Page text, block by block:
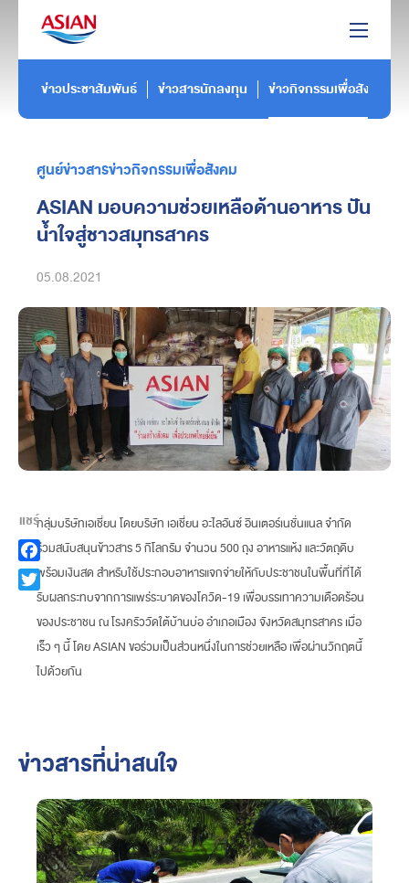
ข่าวประชาสัมพันธ์ ข่าวสารนักลงทุน ข่าวกิจกรรมเพื่อสังคม
ศูนย์ข่าวสารข่าวกิจกรรมเพื่อสังคม
ASIAN มอบความช่วยเหลือด้านอาหาร ปัน
น้ำใจสู่ชาวสมุทรสาคร
05.08.2021
แชร์
Facebook
Twitter
กลุ่มบริษัทเอเชี่ยน โดยบริษัท เอเชี่ยน อะไลอันซ์ อินเตอร์เนชั่นแนล จำกัด
ร่วมสนับสนุนข้าวสาร 5 กิโลกรัม จำนวน 500 ถุง อาหารแห้ง และวัตถุดิบ
พร้อมเงินสด สำหรับใช้ประกอบอาหารแจกจ่ายให้กับประชาชนในพื้นที่ที่ได้
รับผลกระทบจากการแพร่ระบาดของโควิด-19 เพื่อบรรเทาความเดือดร้อน
ของประชาชน ณ โรงครัววัดใต้บ้านบ่อ อำเภอเมือง จังหวัดสมุทรสาคร เมื่อ
เร็ว ๆ นี้ โดย ASIAN ขอร่วมเป็นส่วนหนึ่งในการช่วยเหลือ เพื่อผ่านวิกฤตนี้
ไปด้วยกัน
ข่าวสารที่น่าสนใจ